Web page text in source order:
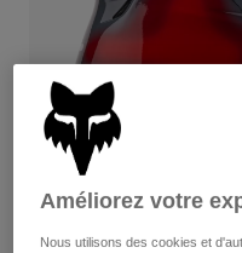
Pants
Goggles
Guards & Protection
Jackets &
Shorts
Pants
Pads & Protection
Gloves
Swim
Tout acheter
Améliorez votre
Nous utilisons des cookies et